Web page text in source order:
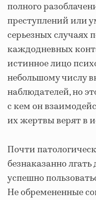
полного
преступлений или
серьезных случаях
каждодневных
истинное лицо
небольшому числу
наблюдателей, но
с кем он
их жертвы верят в
Почти
безнаказанно
успешно
Не обремененные